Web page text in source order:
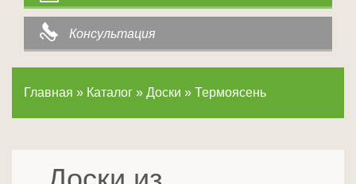
Консультация
Главная » Каталог » Доски » Термоясень